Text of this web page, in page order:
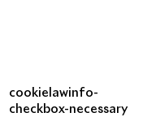
cookielawinfo-
checkbox-necessary